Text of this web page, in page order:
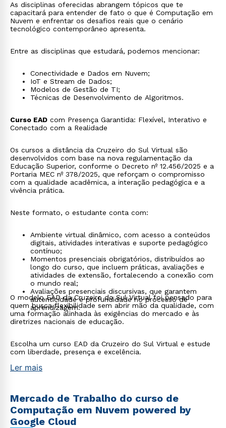
As disciplinas oferecidas abrangem tópicos que te
capacitará para entender de fato o que é Computação em
Nuvem e enfrentar os desafios reais que o cenário
tecnológico contemporâneo apresenta.
Entre as disciplinas que estudará, podemos mencionar:
Conectividade e Dados em Nuvem;
IoT e Stream de Dados;
Modelos de Gestão de TI;
Técnicas de Desenvolvimento de Algoritmos.
Curso EAD com Presença Garantida: Flexível, Interativo e
Conectado com a Realidade
Os cursos a distância da Cruzeiro do Sul Virtual são
desenvolvidos com base na nova regulamentação da
Educação Superior, conforme o Decreto nº 12.456/2025 e a
Portaria MEC nº 378/2025, que reforçam o compromisso
com a qualidade acadêmica, a interação pedagógica e a
vivência prática.
Neste formato, o estudante conta com:
Ambiente virtual dinâmico, com acesso a conteúdos
digitais, atividades interativas e suporte pedagógico
contínuo;
Momentos presenciais obrigatórios, distribuídos ao
longo do curso, que incluem práticas, avaliações e
atividades de extensão, fortalecendo a conexão com
o mundo real;
Avaliações presenciais discursivas, que garantem
autenticidade e profundidade no processo de
aprendizagem.
O modelo EAD da Cruzeiro do Sul Virtual foi pensado para
quem busca flexibilidade sem abrir mão da qualidade, com
uma formação alinhada às exigências do mercado e às
diretrizes nacionais de educação.
Escolha um curso EAD da Cruzeiro do Sul Virtual e estude
com liberdade, presença e excelência.
Ler mais
Mercado de Trabalho do curso de
Computação em Nuvem powered by
Google Cloud